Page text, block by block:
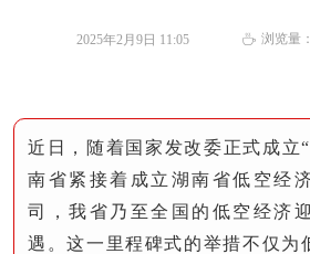
近日，随着国家发改委正式成立
南省紧接着成立湖南省低空经
司，我省乃至全国的低空经济
遇。这一里程碑式的举措不仅为
2025年2月9日 11:05 ꄘ 浏览量：